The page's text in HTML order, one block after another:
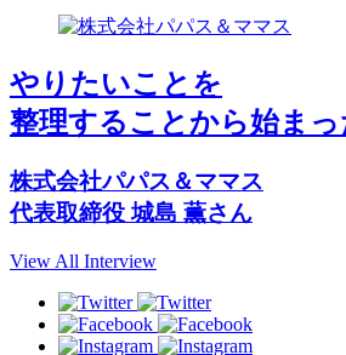
やりたいことを
整理することから始まっ
株式会社パパス＆ママス
代表取締役 城島 薫さん
View All Interview